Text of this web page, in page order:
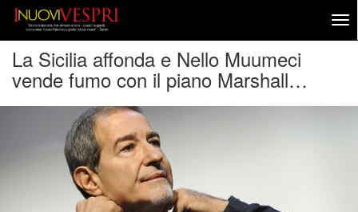
La Sicilia affonda e Nello Muumeci
vende fumo con il piano Marshall…